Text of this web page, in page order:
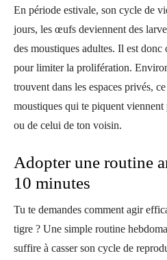
En période estivale, son cycle de
jours, les œufs deviennent des
des moustiques adultes. Il est
pour limiter la prolifération.
trouvent dans les espaces privés,
moustiques qui te piquent
ou de celui de ton voisin.
Adopter une routine
10 minutes
Tu te demandes comment agir
tigre ? Une simple routine
suffire à casser son cycle de